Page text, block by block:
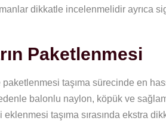
dikkatle incelenmelidir ayrıca
Paketlenmesi
paketlenmesi taşıma sürecinde en
balonlu naylon, köpük ve
eklenmesi taşıma sırasında ekstra